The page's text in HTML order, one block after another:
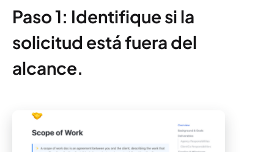
Paso 1: Identifique si la
solicitud está fuera del
alcance.